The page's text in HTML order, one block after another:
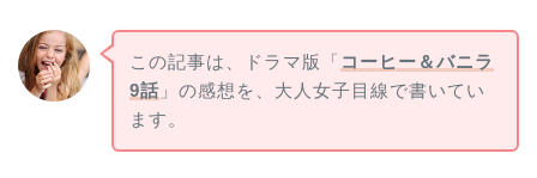
この記事は、ドラマ版「 コーヒー＆バニラ
9話 」の感想を、大人女子目線で書いてい
ます。